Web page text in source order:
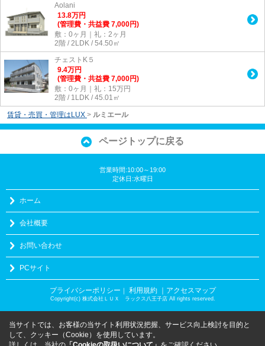
Aolani
13.8万円
(管理費・共益費 7,000円)
敷：0ヶ月｜礼：2ヶ月
2階 / 2LDK / 54.50㎡
チェストK５
9.4万円
(管理費・共益費 7,000円)
敷：0ヶ月｜礼：15万円
2階 / 1LDK / 45.01㎡
賃貸・売買・管理はLUX > ルミエール
ページトップに戻る
営業時間:10:00～19:00
定休日:水曜日
ホーム
会社概要
お問い合わせ
PCサイト
プライバシーポリシー ｜ 利用規約 ｜アクセスマップ
Copyright(c) 株式会社ＬＵＸ ラックス八王子店 All rights reserved.
当サイトでは、お客様の当サイト利用状況把握、サービス向上検討を目的と
して、クッキー（Cookie）を使用しています。